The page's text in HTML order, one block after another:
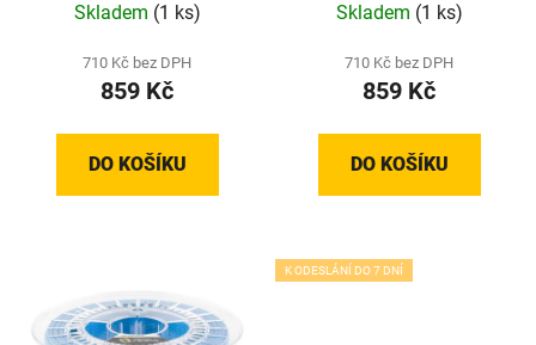
Skladem (1 ks)
710 Kč bez DPH
859 Kč
DO KOŠÍKU
Skladem (1 ks)
710 Kč bez DPH
859 Kč
DO KOŠÍKU
K ODESLÁNÍ DO 7 DNÍ